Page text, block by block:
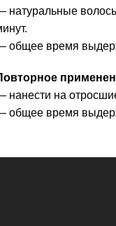
натуральные
общее время
нанести на
общее время